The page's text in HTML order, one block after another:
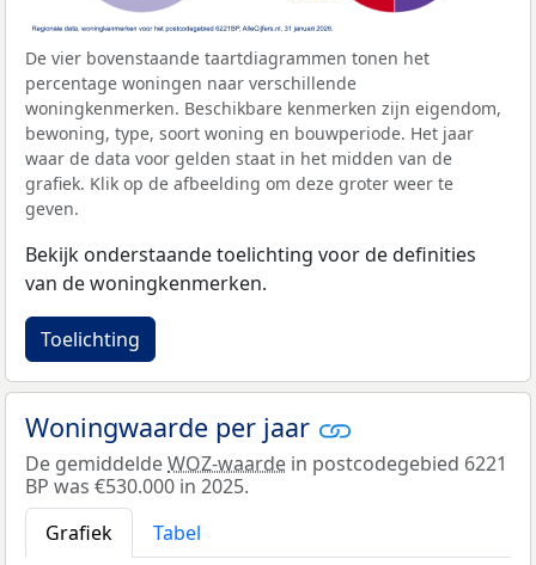
De vier bovenstaande taartdiagrammen tonen het
percentage woningen naar verschillende
woningkenmerken. Beschikbare kenmerken zijn eigendom,
bewoning, type, soort woning en bouwperiode. Het jaar
waar de data voor gelden staat in het midden van de
grafiek. Klik op de afbeelding om deze groter weer te
geven.
Bekijk onderstaande toelichting voor de definities
van de woningkenmerken.
Toelichting
Woningwaarde per jaar
De gemiddeldeWOZ-waarde in postcodegebied 6221
BP was €530.000 in 2025.
Grafiek
Tabel